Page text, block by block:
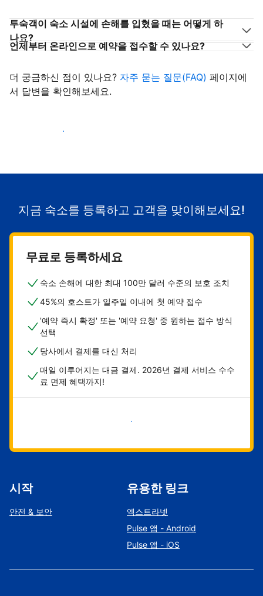
투숙객이 숙소 시설에 손해를 입혔을 때는 어떻게 하
나요?
언제부터 온라인으로 예약을 접수할 수 있나요?
더 궁금하신 점이 있나요? 자주 묻는 질문(FAQ) 페이지에
서 답변을 확인해보세요.
숙소로 고객 유치하기
지금 숙소를 등록하고 고객을 맞이해보세요!
무료로 등록하세요
숙소 손해에 대한 최대 100만 달러 수준의 보호 조치
45%의 호스트가 일주일 이내에 첫 예약 접수
'예약 즉시 확정' 또는 '예약 요청' 중 원하는 접수 방식
선택
당사에서 결제를 대신 처리
매일 이루어지는 대금 결제. 2026년 결제 서비스 수수
료 면제 혜택까지!
지금 시작하기
시작
안전 & 보안
유용한 링크
엑스트라넷
Pulse 앱 - Android
Pulse 앱 - iOS